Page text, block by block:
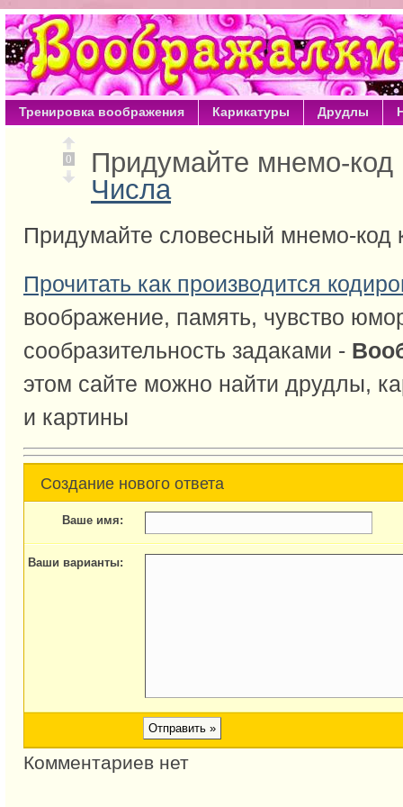
Тренировка воображения Карикатуры Друдлы
0
Придумайте мнемо-
Числа
Придумайте словесный мнемо-код
Прочитать как производится
воображение, память, чувство
сообразительность задаками -
этом сайте можно найти друдлы,
и картины
Создание нового ответа
Ваше имя:
Ваши варианты:
Комментариев нет